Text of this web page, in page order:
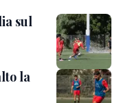
sul
la